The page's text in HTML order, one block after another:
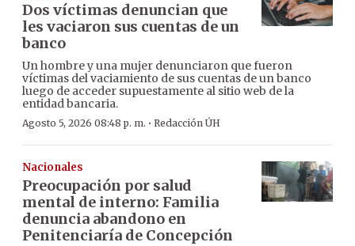
Dos víctimas denuncian que
les vaciaron sus cuentas de un
banco
Un hombre y una mujer denunciaron que fueron
víctimas del vaciamiento de sus cuentas de un banco
luego de acceder supuestamente al sitio web de la
entidad bancaria.
Agosto 5, 2026 08:48 p. m. · Redacción ÚH
Nacionales
Preocupación por salud
mental de interno: Familia
denuncia abandono en
Penitenciaría de Concepción